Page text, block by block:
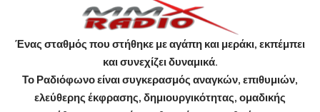
Ένας σταθμός που στήθηκε με αγάπη και μεράκι, εκπέμπει
και συνεχίζει δυναμικά.
Το Ραδιόφωνο είναι συγκερασμός αναγκών, επιθυμιών,
ελεύθερης έκφρασης, δημιουργικότητας, ομαδικής